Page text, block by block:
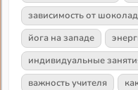
зависимость от
йога на западе
индивидуальные
важность учителя